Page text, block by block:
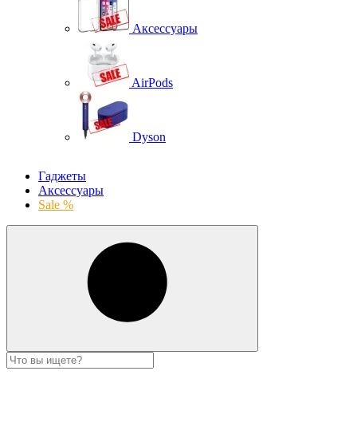
Аксессуары
AirPods
Dyson
Гаджеты
Аксессуары
Sale %